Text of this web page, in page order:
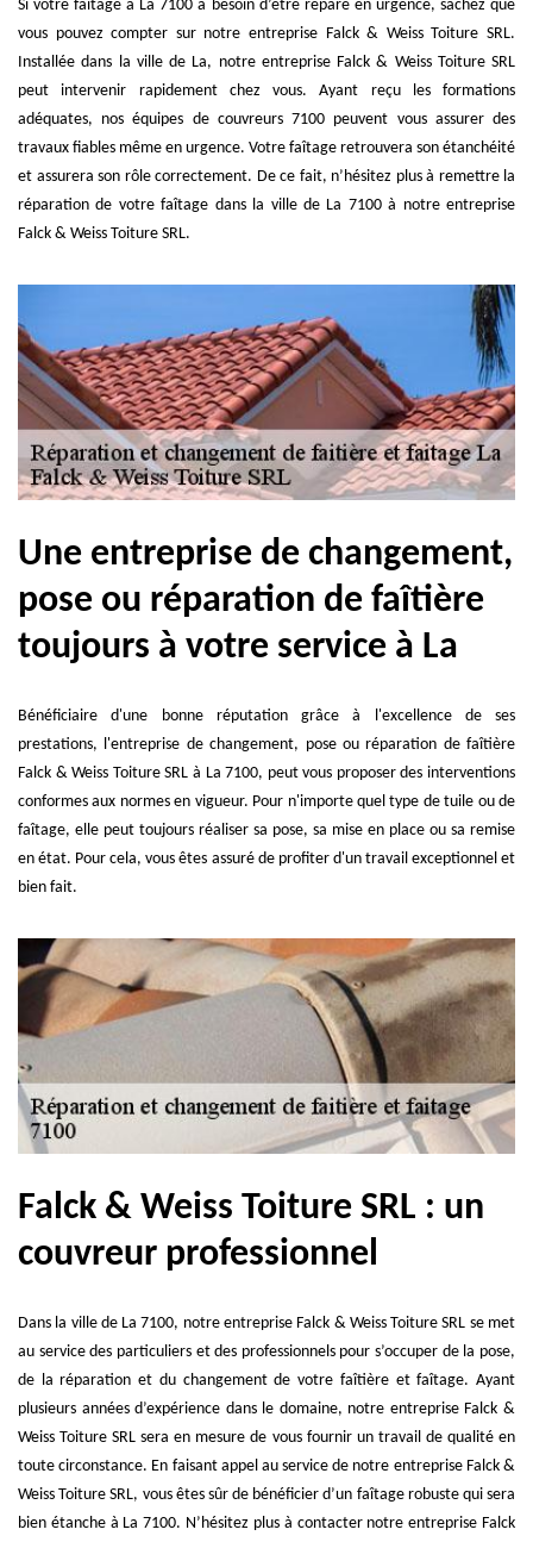
Si votre faîtage à La 7100 a besoin d’être réparé en urgence, sachez que
vous pouvez compter sur notre entreprise Falck & Weiss Toiture SRL.
Installée dans la ville de La, notre entreprise Falck & Weiss Toiture SRL
peut intervenir rapidement chez vous. Ayant reçu les formations
adéquates, nos équipes de couvreurs 7100 peuvent vous assurer des
travaux fiables même en urgence. Votre faîtage retrouvera son étanchéité
et assurera son rôle correctement. De ce fait, n’hésitez plus à remettre la
réparation de votre faîtage dans la ville de La 7100 à notre entreprise
Falck & Weiss Toiture SRL.
Une entreprise de changement,
pose ou réparation de faîtière
toujours à votre service à La
Bénéficiaire d'une bonne réputation grâce à l'excellence de ses
prestations, l'entreprise de changement, pose ou réparation de faîtière
Falck & Weiss Toiture SRL à La 7100, peut vous proposer des interventions
conformes aux normes en vigueur. Pour n'importe quel type de tuile ou de
faîtage, elle peut toujours réaliser sa pose, sa mise en place ou sa remise
en état. Pour cela, vous êtes assuré de profiter d'un travail exceptionnel et
bien fait.
Falck & Weiss Toiture SRL : un
couvreur professionnel
Dans la ville de La 7100, notre entreprise Falck & Weiss Toiture SRL se met
au service des particuliers et des professionnels pour s’occuper de la pose,
de la réparation et du changement de votre faîtière et faîtage. Ayant
plusieurs années d’expérience dans le domaine, notre entreprise Falck &
Weiss Toiture SRL sera en mesure de vous fournir un travail de qualité en
toute circonstance. En faisant appel au service de notre entreprise Falck &
Weiss Toiture SRL, vous êtes sûr de bénéficier d’un faîtage robuste qui sera
bien étanche à La 7100. N’hésitez plus à contacter notre entreprise Falck